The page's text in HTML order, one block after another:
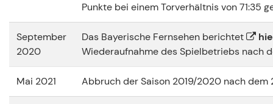
Punkte bei einem Torverhältnis von 71:35
September
2020
Das Bayerische Fernsehen berichtet
Wiederaufnahme des Spielbetriebs nach
Mai 2021 Abbruch der Saison 2019/2020 nach